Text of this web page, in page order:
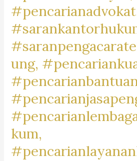
#lawyertiktok,
#rekomendasipengacara,
#rekomendasilawyer,
#beranda,
#pengacaratrendingdibandung,
#pengacaralagiviraldicimahi,
#pengacarapalingbanyakdicari,
#pengacaratanah,
#pengacarashm,
#aktivitaslawyer,
#caripengacaradigoogle,
ung,
kum,